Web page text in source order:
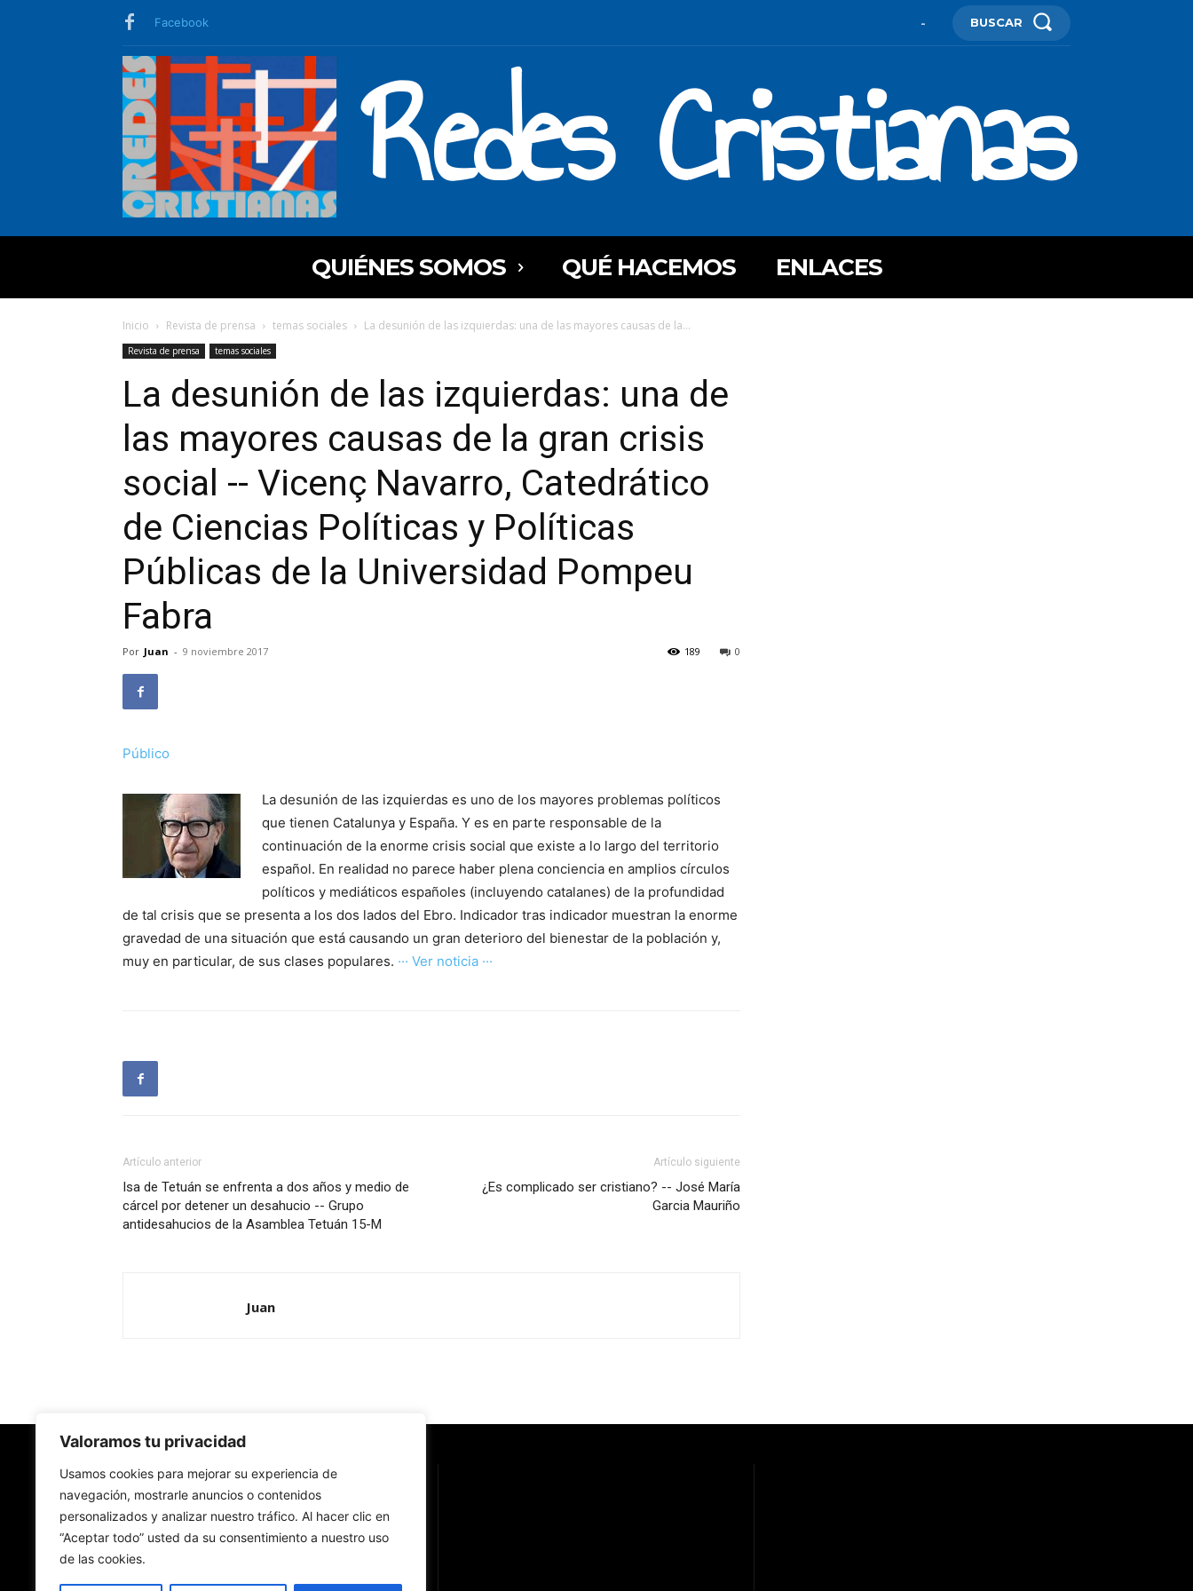
Valoramos tu privacidad
Usamos cookies para mejorar su experiencia de
navegación, mostrarle anuncios o contenidos
personalizados y analizar nuestro tráfico. Al hacer clic en
“Aceptar todo” usted da su consentimiento a nuestro uso
de las cookies.
Facebook - BUSCAR
Redes Cristianas
QUIÉNES SOMOS QUÉ HACEMOS ENLACES
Inicio Revista de prensa temas sociales La desunión de las izquierdas: una de las mayores causas de la...
Revista de prensa temas sociales
La desunión de las izquierdas: una de
las mayores causas de la gran crisis
social -- Vicenç Navarro, Catedrático
de Ciencias Políticas y Políticas
Públicas de la Universidad Pompeu
Fabra
Por Juan - 9 noviembre 2017 0
189
Público
La desunión de las izquierdas es uno de los mayores problemas políticos
que tienen Catalunya y España. Y es en parte responsable de la
continuación de la enorme crisis social que existe a lo largo del territorio
español. En realidad no parece haber plena conciencia en amplios círculos
políticos y mediáticos españoles (incluyendo catalanes) de la profundidad
de tal crisis que se presenta a los dos lados del Ebro. Indicador tras indicador muestran la enorme
gravedad de una situación que está causando un gran deterioro del bienestar de la población y,
muy en particular, de sus clases populares. ··· Ver noticia ···
Artículo anterior
Isa de Tetuán se enfrenta a dos años y medio de
cárcel por detener un desahucio -- Grupo
antidesahucios de la Asamblea Tetuán 15-M
Artículo siguiente
¿Es complicado ser cristiano? -- José María
Garcia Mauriño
Juan
Redes Cristianas
Una mirada alternativa sobre la Iglesia católica y la
- Colectivos de Redes Cristianas